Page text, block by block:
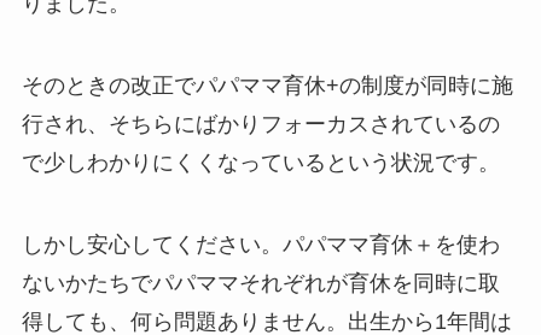
そのときの改正でパパママ育休+の制度が同時に施
行され、そちらにばかりフォーカスされているの
で少しわかりにくくなっているという状況です。
しかし安心してください。パパママ育休＋を使わ
ないかたちでパパママそれぞれが育休を同時に取
得しても、何ら問題ありません。出生から1年間は